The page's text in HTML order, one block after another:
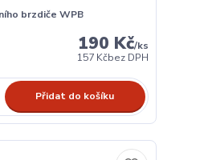
brzdiče WPB
190 Kč/ks
157 Kčbez DPH
Přidat do košíku